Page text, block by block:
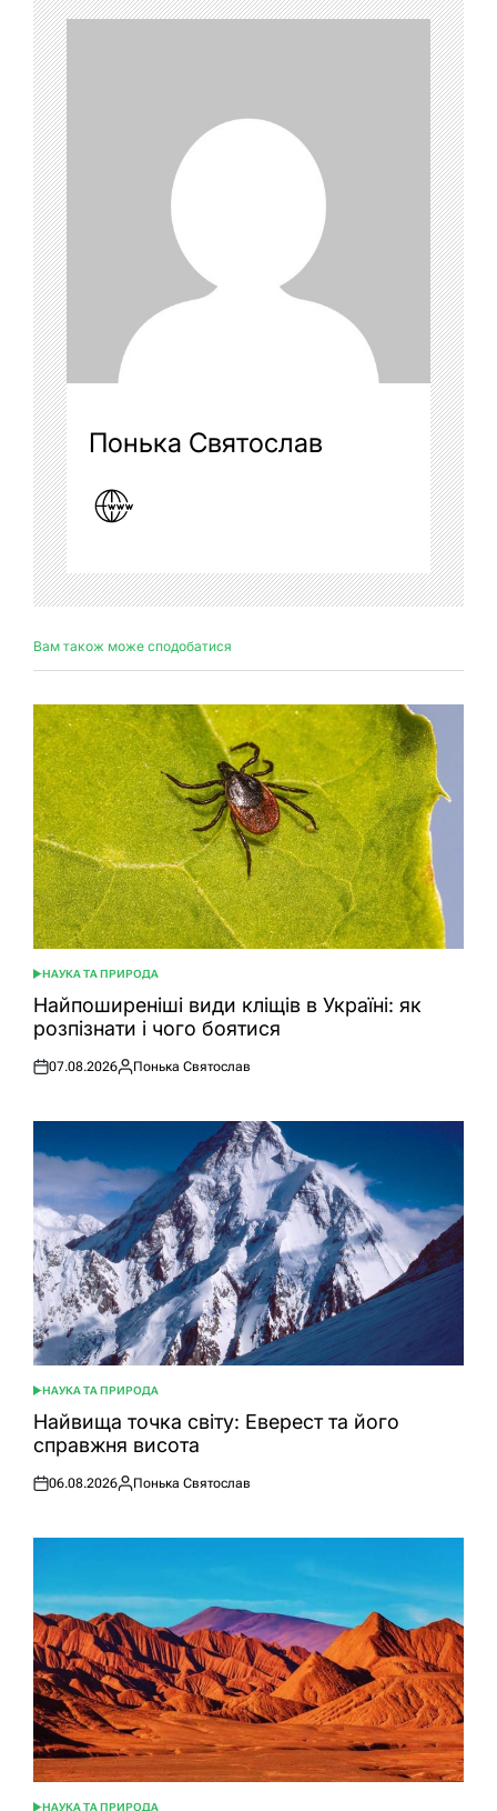
Понька Святослав
Вам також може сподобатися
ОПУБЛІКУВАТИ
У
НАУКА ТА ПРИРОДА
Найпоширеніші види кліщів в Україні: як
розпізнати і чого боятися
Оприлюднено
07.08.2026
Опубліковано
Понька Святослав
ОПУБЛІКУВАТИ
У
НАУКА ТА ПРИРОДА
Найвища точка світу: Еверест та його
справжня висота
Оприлюднено
06.08.2026
Опубліковано
Понька Святослав
НАУКА ТА ПРИРОДА